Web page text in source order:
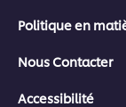
Politique en
Nous Contacter
Accessibilité